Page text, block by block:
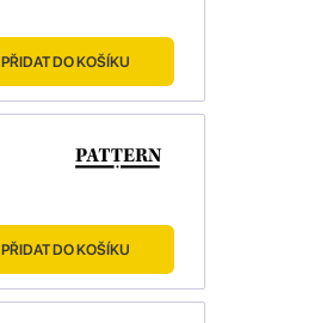
PŘIDAT DO KOŠÍKU
PŘIDAT DO KOŠÍKU